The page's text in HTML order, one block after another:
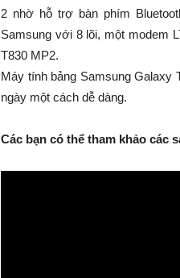
2 nhờ hỗ trợ bàn phím
Samsung với 8 lõi, một modem
T830 MP2.
Máy tính bảng Samsung Galaxy
ngày một cách dễ dàng.
Các bạn có thể tham khảo các